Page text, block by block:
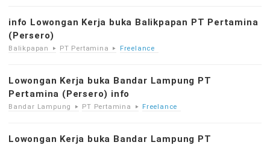
info Lowongan Kerja buka Balikpapan PT Pertamina
(Persero)
Balikpapan PT Pertamina Freelance
Lowongan Kerja buka Bandar Lampung PT
Pertamina (Persero) info
Bandar Lampung PT Pertamina Freelance
Lowongan Kerja buka Bandar Lampung PT